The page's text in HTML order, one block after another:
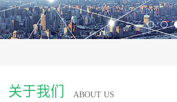
关于我们 ABOUT US